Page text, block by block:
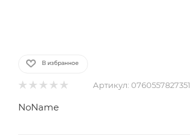
В избранное
Артикул: 0760557827351
NoName